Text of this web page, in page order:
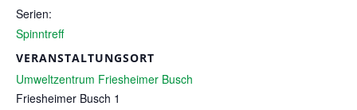
Serien:
Spinntreff
VERANSTALTUNGSORT
Umweltzentrum Friesheimer Busch
Friesheimer Busch 1